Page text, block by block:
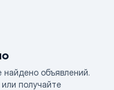
объявлений.
получайте